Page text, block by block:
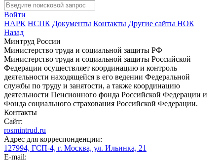
Войти
НАРК НСПК Документы Контакты Другие сайты НОК
Назад
Минтруд России
Министерство труда и социальной защиты РФ
Министерство труда и социальной защиты Российской
Федерации осуществляет координацию и контроль
деятельности находящейся в его ведении Федеральной
службы по труду и занятости, а также координацию
деятельности Пенсионного фонда Российской Федерации и
Фонда социального страхования Российской Федерации.
Контакты
Сайт:
rosmintrud.ru
Адрес для корреспонденции:
127994, ГСП-4, г. Москва, ул. Ильинка, 21
E-mail: